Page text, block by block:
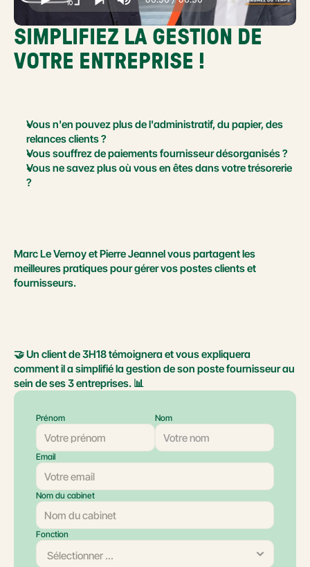
SIMPLIFIEZ LA GESTION DE
VOTRE ENTREPRISE !
Vous n'en pouvez plus de l'administratif, du papier, des
relances clients ?
Vous souffrez de paiements fournisseur désorganisés ?
Vous ne savez plus où vous en êtes dans votre trésorerie
?
Marc Le Vernoy et Pierre Jeannel vous partagent les
meilleures pratiques pour gérer vos postes clients et
fournisseurs.
🤝 Un client de 3H18 témoignera et vous expliquera
comment il a simplifié la gestion de son poste fournisseur au
sein de ses 3 entreprises. 📊
Prénom Nom
Email
Nom du cabinet
Fonction